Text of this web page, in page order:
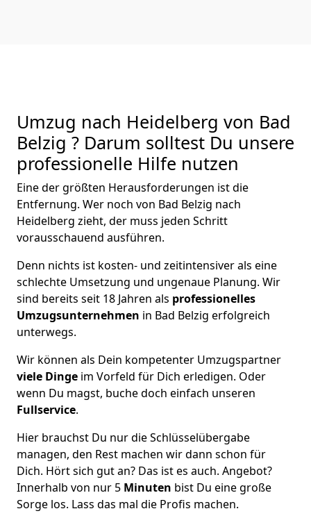
Umzug nach Heidelberg von Bad
Belzig ? Darum solltest Du unsere
professionelle Hilfe nutzen
Eine der größten Herausforderungen ist die
Entfernung. Wer noch von Bad Belzig nach
Heidelberg zieht, der muss jeden Schritt
vorausschauend ausführen.
Denn nichts ist kosten- und zeitintensiver als eine
schlechte Umsetzung und ungenaue Planung. Wir
sind bereits seit 18 Jahren als professionelles
Umzugsunternehmen in Bad Belzig erfolgreich
unterwegs.
Wir können als Dein kompetenter Umzugspartner
viele Dinge im Vorfeld für Dich erledigen. Oder
wenn Du magst, buche doch einfach unseren
Fullservice.
Hier brauchst Du nur die Schlüsselübergabe
managen, den Rest machen wir dann schon für
Dich. Hört sich gut an? Das ist es auch. Angebot?
Innerhalb von nur 5 Minuten bist Du eine große
Sorge los. Lass das mal die Profis machen.